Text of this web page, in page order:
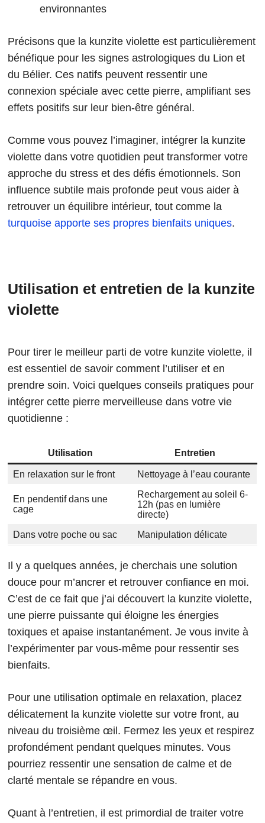
environnantes
Précisons que la kunzite violette est particulièrement
bénéfique pour les signes astrologiques du Lion et
du Bélier. Ces natifs peuvent ressentir une
connexion spéciale avec cette pierre, amplifiant ses
effets positifs sur leur bien-être général.
Comme vous pouvez l’imaginer, intégrer la kunzite
violette dans votre quotidien peut transformer votre
approche du stress et des défis émotionnels. Son
influence subtile mais profonde peut vous aider à
retrouver un équilibre intérieur, tout comme la
turquoise apporte ses propres bienfaits uniques.
Utilisation et entretien de la kunzite
violette
Pour tirer le meilleur parti de votre kunzite violette, il
est essentiel de savoir comment l’utiliser et en
prendre soin. Voici quelques conseils pratiques pour
intégrer cette pierre merveilleuse dans votre vie
quotidienne :
Utilisation Entretien
En relaxation sur le front Nettoyage à l’eau courante
En pendentif dans une
cage
Rechargement au soleil 6-
12h (pas en lumière
directe)
Dans votre poche ou sac
Manipulation délicate
Il y a quelques années, je cherchais une solution
douce pour m’ancrer et retrouver confiance en moi.
C’est de ce fait que j’ai découvert la kunzite violette,
une pierre puissante qui éloigne les énergies
toxiques et apaise instantanément. Je vous invite à
l’expérimenter par vous-même pour ressentir ses
bienfaits.
Pour une utilisation optimale en relaxation, placez
délicatement la kunzite violette sur votre front, au
niveau du troisième œil. Fermez les yeux et respirez
profondément pendant quelques minutes. Vous
pourriez ressentir une sensation de calme et de
clarté mentale se répandre en vous.
Quant à l’entretien, il est primordial de traiter votre